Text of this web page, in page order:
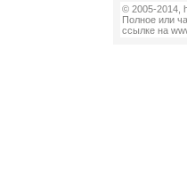
© 2005-2014,
Полное или
ссылке на